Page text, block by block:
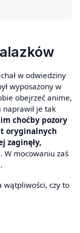
w odwiedziny
wyposażony w
obejrzeć anime,
naprawił je tak
choćby pozory
oryginalnych
zaginęły,
. W mocowaniu zaś
wątpliwości, czy to